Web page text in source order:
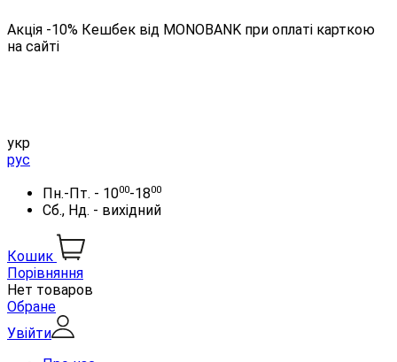
Акція -10% Кешбек від MONOBANK при оплаті карткою
на сайті
укр
рус
Пн.-Пт. - 1000-1800
Сб., Нд. - вихідний
Кошик
Порівняння
Нет товаров
Обране
Увійти